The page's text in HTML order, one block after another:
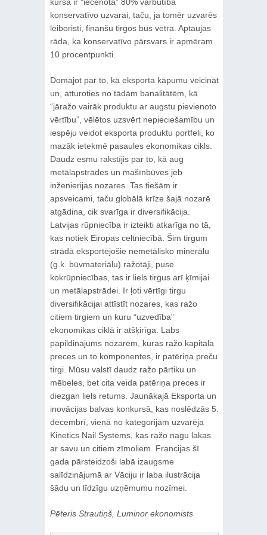
konservatīvo uzvarai, taču, ja tomēr uzvarēs
leiboristi, finanšu tirgos būs vētra. Aptaujas
rāda, ka konservatīvo pārsvars ir apmēram
10 procentpunkti.
Domājot par to, kā eksporta kāpumu veicināt
un, atturoties no tādām banalitātēm, kā
“jāražo vairāk produktu ar augstu pievienoto
vērtību”, vēlētos uzsvērt nepieciešamību un
iespēju veidot eksporta produktu portfeli, ko
mazāk ietekmē pasaules ekonomikas cikls.
Daudz esmu rakstījis par to, kā aug
metālapstrādes un mašīnbūves jeb
inženierijas nozares. Tas tiešām ir
apsveicami, taču globālā krīze šajā nozarē
atgādina, cik svarīga ir diversifikācija.
Latvijas rūpniecība ir izteikti atkarīga no tā,
kas notiek Eiropas celtniecībā. Šim tirgum
strādā eksportējošie nemetālisko minerālu
(g.k. būvmateriālu) ražotāji, puse
kokrūpniecības, tas ir liels tirgus arī ķīmijai
un metālapstrādei. Ir ļoti vērtīgi tirgu
diversifikācijai attīstīt nozares, kas ražo
citiem tirgiem un kuru “uzvedība”
ekonomikas ciklā ir atšķirīga. Labs
papildinājums nozarēm, kuras ražo kapitāla
preces un to komponentes, ir patēriņa preču
tirgi. Mūsu valstī daudz ražo pārtiku un
mēbeles, bet cita veida patēriņa preces ir
diezgan liels retums. Jaunākajā Eksporta un
inovācijas balvas konkursā, kas noslēdzās 5.
decembrī, vienā no kategorijām uzvarēja
Kinetics Nail Systems, kas ražo nagu lakas
ar savu un citiem zīmoliem. Francijas šī
gada pārsteidzoši labā izaugsme
salīdzinājumā ar Vāciju ir laba ilustrācija
šādu un līdzīgu uzņēmumu nozīmei.
Pēteris Strautiņš, Luminor ekonomists